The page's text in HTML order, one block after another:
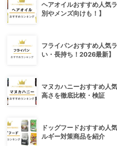
ヘアオイルおすすめ人気
別やメンズ向けも！】
フライパンおすすめ人気
い・長持ち！2026最新】
マヌカハニーおすすめ人
高さを徹底比較・検証
ドッグフードおすすめ人
ルギー対策商品を紹介